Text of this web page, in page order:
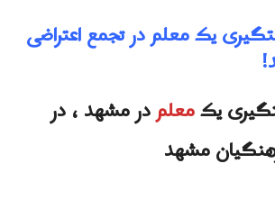
یک معلم در تجمع اعتراضی
یکمعلمدر مشهد ، در
مشهد